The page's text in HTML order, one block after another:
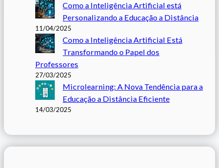
Como a Inteligência Artificial está
Personalizando a Educação a Distância
11/04/2025
Como a Inteligência Artificial Está
Transformando o Papel dos
Professores
27/03/2025
Microlearning: A Nova Tendência para a
Educação a Distância Eficiente
14/03/2025